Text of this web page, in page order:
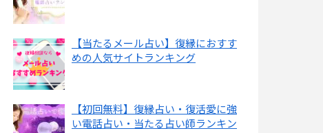
【当たるメール占い】復縁におすす
めの人気サイトランキング
【初回無料】復縁占い・復活愛に強
い電話占い・当たる占い師ランキン